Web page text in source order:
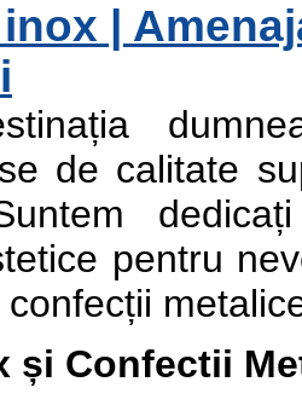
|
de calitate
pentru
și Confectii